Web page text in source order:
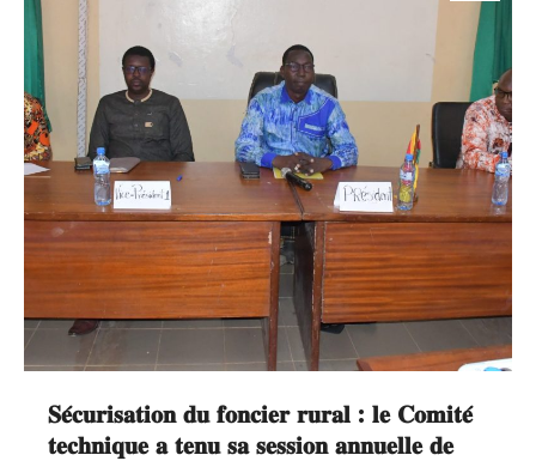
𝐒𝐞́𝐜𝐮𝐫𝐢𝐬𝐚𝐭𝐢𝐨𝐧 𝐝𝐮 𝐟𝐨𝐧𝐜𝐢𝐞𝐫 𝐫𝐮𝐫𝐚𝐥 : 𝐥𝐞 𝐂𝐨𝐦𝐢𝐭𝐞́
𝐭𝐞𝐜𝐡𝐧𝐢𝐪𝐮𝐞 𝐚 𝐭𝐞𝐧𝐮 𝐬𝐚 𝐬𝐞𝐬𝐬𝐢𝐨𝐧 𝐚𝐧𝐧𝐮𝐞𝐥𝐥𝐞 𝐝𝐞